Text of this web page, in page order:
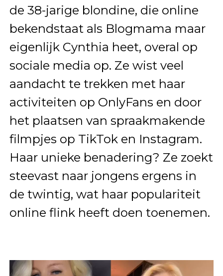
de 38-jarige blondine, die online
bekendstaat als Blogmama maar
eigenlijk Cynthia heet, overal op
sociale media op. Ze wist veel
aandacht te trekken met haar
activiteiten op OnlyFans en door
het plaatsen van spraakmakende
filmpjes op TikTok en Instagram.
Haar unieke benadering? Ze zoekt
steevast naar jongens ergens in
de twintig, wat haar populariteit
online flink heeft doen toenemen.